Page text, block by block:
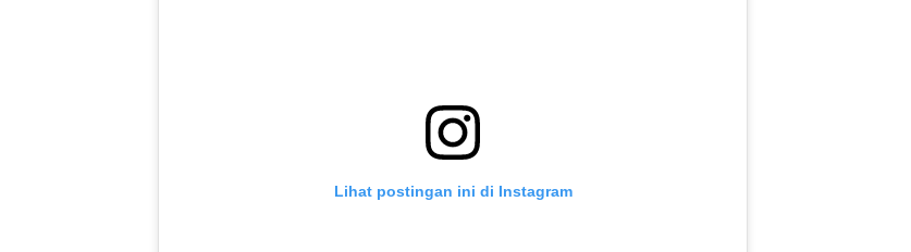
Lihat postingan ini di Instagram